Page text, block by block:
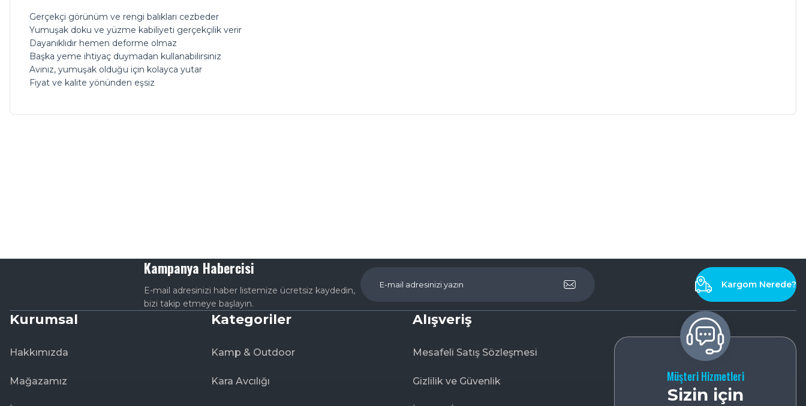
Gerçekçi görünüm ve rengi balıkları cezbeder
Yumuşak doku ve yüzme kabiliyeti gerçekçilik verir
Dayanıklıdır hemen deforme olmaz
Başka yeme ihtiyaç duymadan kullanabilirsiniz
Avınız, yumuşak olduğu için kolayca yutar
Fiyat ve kalite yönünden eşsiz
Kampanya Habercisi
E-mail adresinizi haber listemize ücretsiz kaydedin,
bizi takip etmeye başlayın.
Kargom Nerede?
Kurumsal
Hakkımızda
Mağazamız
Kategoriler
Kamp & Outdoor
Kara Avcılığı
Alışveriş
Mesafeli Satış Sözleşmesi
Gizlilik ve Güvenlik Müşteri Hizmetleri
Sizin için